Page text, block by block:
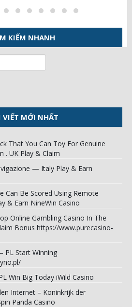
KIẾM NHANH
VIẾT MỚI NHẤT
That You Can Toy For Genuine
. UK Play & Claim
— Italy Play & Earn
Can Be Scored Using Remote
& Earn NineWin Casino
Online Gambling Casino In The
Bonus https://www.purecasino-
PL Start Winning
Win Big Today iWild Casino
Internet – Koninkrijk der
Panda Casino